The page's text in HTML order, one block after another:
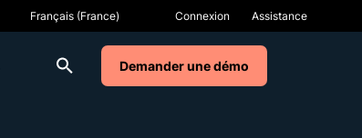
Connexion Assistance
Demander une démo